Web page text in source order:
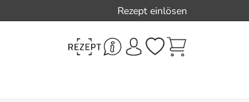
Rezept einlösen